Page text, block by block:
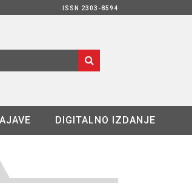
ISSN 2303-8594
DIGITALNO IZDANJE